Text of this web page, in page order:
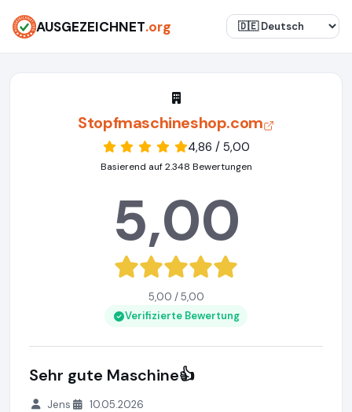
AUSGEZEICHNET.org
Stopfmaschineshop.com
4,86 / 5,00
Basierend auf 2.348 Bewertungen
5,00
5,00 / 5,00
Verifizierte Bewertung
Sehr gute Maschine👍
Jens 10.05.2026